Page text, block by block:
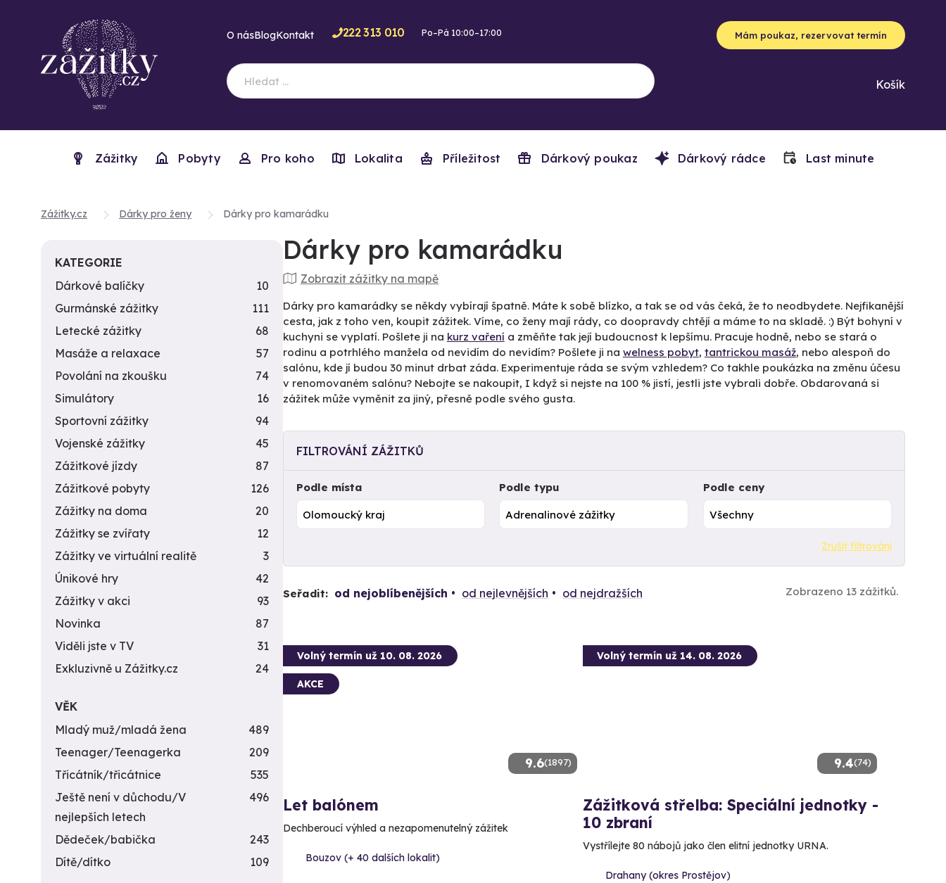
O násBlogKontakt 222 313 010 Po–Pá 10:00–17:00 Mám poukaz, rezervovat termín
Košík
Zážitky Pobyty Pro koho Lokalita Příležitost Dárkový poukaz Dárkový rádce Last minute
Zážitky.cz Dárky pro ženy Dárky pro kamarádku
Dárky pro kamarádku
Zobrazit zážitky na mapě
Dárky pro kamarádky se někdy vybírají špatně. Máte k sobě blízko, a tak se od vás čeká, že to neodbydete. Nejfikanější
cesta, jak z toho ven, koupit zážitek. Víme, co ženy mají rády, co doopravdy chtějí a máme to na skladě. :) Být bohyní v
kuchyni se vyplatí. Pošlete ji na kurz vaření a změňte tak její budoucnost k lepšímu. Pracuje hodně, nebo se stará o
rodinu a potrhlého manžela od nevidím do nevidím? Pošlete ji na welness pobyt, tantrickou masáž, nebo alespoň do
salónu, kde jí budou 30 minut drbat záda. Experimentuje ráda se svým vzhledem? Co takhle poukázka na změnu účesu
v renomovaném salónu? Nebojte se nakoupit, I když si nejste na 100 % jistí, jestli jste vybrali dobře. Obdarovaná si
zážitek může vyměnit za jiný, přesně podle svého gusta.
FILTROVÁNÍ ZÁŽITKŮ
Podle místa Podle typu Podle ceny
Zrušit filtrování
Seřadit: od nejoblíbenějších od nejlevnějších od nejdražších Zobrazeno 13 zážitků.
9.6(1897)
Volný termín už 10. 08. 2026
AKCE
Let balónem
Dechberoucí výhled a nezapomenutelný zážitek
Bouzov (+ 40 dalších lokalit)
9.4(74)
Volný termín už 14. 08. 2026
Zážitková střelba: Speciální jednotky -
10 zbraní
Vystřílejte 80 nábojů jako člen elitní jednotky URNA.
Drahany (okres Prostějov)
KATEGORIE
Dárkové balíčky
10
Gurmánské zážitky
111
Letecké zážitky
68
Masáže a relaxace
57
Povolání na zkoušku
74
Simulátory
16
Sportovní zážitky
94
Vojenské zážitky
45
Zážitkové jízdy
87
Zážitkové pobyty
126
Zážitky na doma
20
Zážitky se zvířaty
12
Zážitky ve virtuální realitě
3
Únikové hry
42
Zážitky v akci
93
Novinka
87
Viděli jste v TV
31
Exkluzivně u Zážitky.cz
24
VĚK
Mladý muž/mladá žena
489
Teenager/Teenagerka
209
Třicátník/třicátnice
535
Ještě není v důchodu/V
nejlepších letech
496
Dědeček/babička
243
Dítě/dítko
109